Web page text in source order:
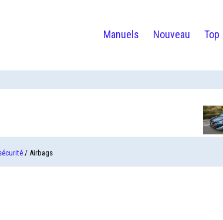
Manuels Nouveau Top
/ Airbags